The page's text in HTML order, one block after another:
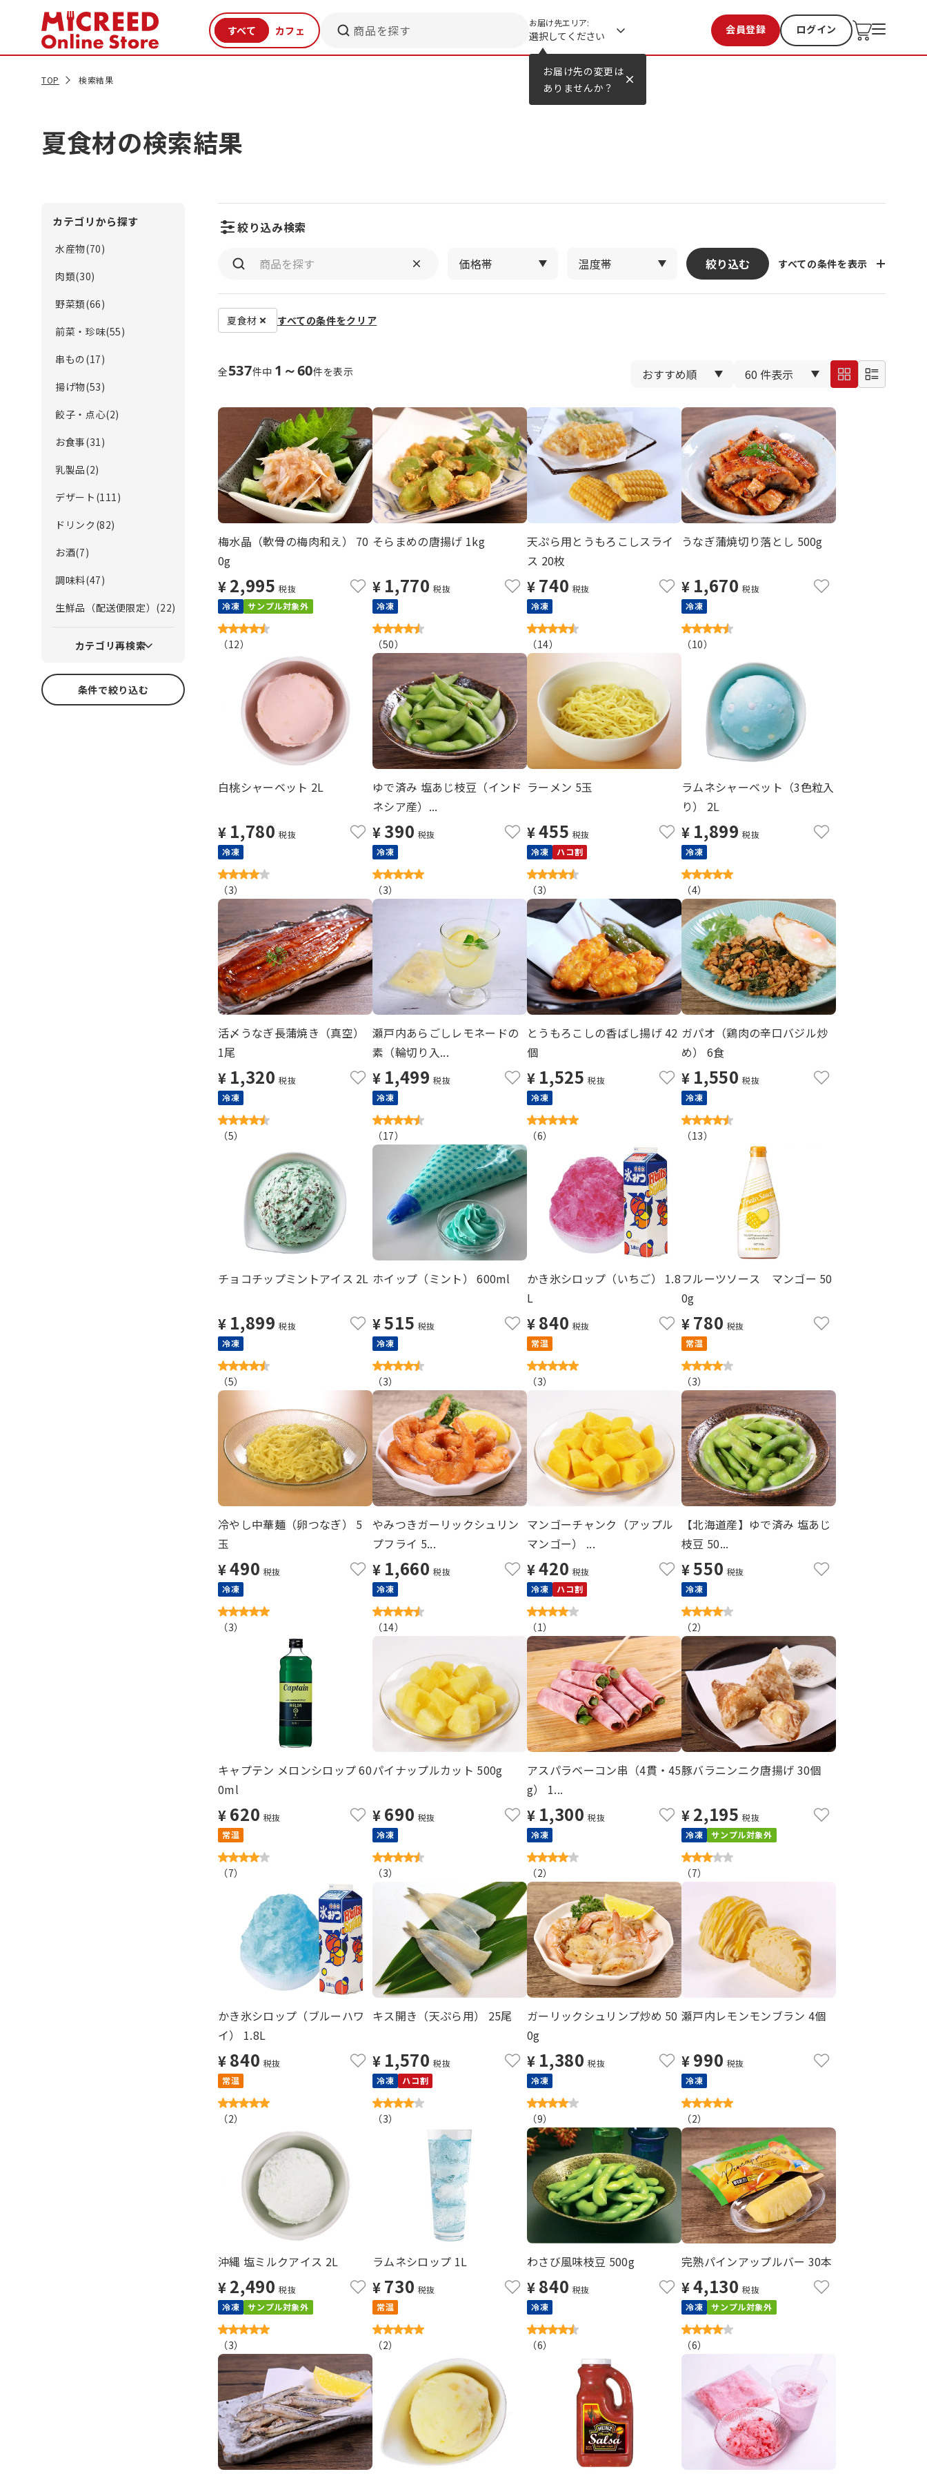
お届け先の変更は
ありませんか？
商品を探す お届け先エリア:
選択してください 会員登録 ログイン
お気に入り 過去購入
TOP 検索結果
夏食材の検索結果
絞り込み検索
価格帯 温度帯 絞り込む すべての条件を表示
夏食材 すべての条件をクリア
全537件中 1～60件を表示
梅水晶（軟骨の梅肉和え） 70
0g
¥ 2,995 税抜
冷凍
サンプル対象外
（12）
そらまめの唐揚げ 1kg
¥ 1,770 税抜
冷凍
（50）
天ぷら用とうもろこしスライ
ス 20枚
¥ 740 税抜
冷凍
（14）
うなぎ蒲焼切り落とし 500g
¥ 1,670 税抜
冷凍
（10）
白桃シャーベット 2L
¥ 1,780 税抜
冷凍
（3）
ゆで済み 塩あじ枝豆（インド
ネシア産）...
¥ 390 税抜
冷凍
（3）
ラーメン 5玉
¥455 税抜
冷凍
ハコ割
（3）
ラムネシャーベット（3色粒入
り） 2L
¥ 1,899 税抜
冷凍
（4）
活〆うなぎ長蒲焼き（真空）
1尾
¥ 1,320 税抜
冷凍
（5）
瀬戸内あらごしレモネードの
素（輪切り入...
¥ 1,499 税抜
冷凍
（17）
とうもろこしの香ばし揚げ 42
個
¥ 1,525 税抜
冷凍
（6）
ガパオ（鶏肉の辛口バジル炒
め） 6食
¥ 1,550 税抜
冷凍
（13）
チョコチップミントアイス 2L
¥ 1,899 税抜
冷凍
（5）
ホイップ（ミント） 600ml
¥515 税抜
冷凍
（3）
かき氷シロップ（いちご） 1.8
L
¥ 840 税抜
常温
（3）
フルーツソース マンゴー 50
0g
¥ 780 税抜
常温
（3）
冷やし中華麺（卵つなぎ） 5
玉
¥490 税抜
冷凍
（3）
やみつきガーリックシュリン
プフライ 5...
¥ 1,660 税抜
冷凍
（14）
マンゴーチャンク（アップル
マンゴー） ...
¥420 税抜
冷凍
ハコ割
（1）
【北海道産】ゆで済み 塩あじ
枝豆 50...
¥550 税抜
冷凍
（2）
キャプテン メロンシロップ 60
0ml
¥ 620 税抜
常温
（7）
パイナップルカット 500g
¥ 690 税抜
冷凍
（3）
アスパラベーコン串（4貫・45
g） 1...
¥ 1,300 税抜
冷凍
（2）
豚バラニンニク唐揚げ 30個
¥ 2,195 税抜
冷凍
サンプル対象外
（7）
かき氷シロップ（ブルーハワ
イ） 1.8L
¥ 840 税抜
常温
（2）
キス開き（天ぷら用） 25尾
¥ 1,570 税抜
冷凍
ハコ割
（3）
ガーリックシュリンプ炒め 50
0g
¥ 1,380 税抜
冷凍
（9）
瀬戸内レモンモンブラン 4個
¥ 990 税抜
冷凍
（2）
沖縄 塩ミルクアイス 2L
¥ 2,490 税抜
冷凍
サンプル対象外
（3）
ラムネシロップ 1L
¥ 730 税抜
常温
（2）
わさび風味枝豆 500g
¥ 840 税抜
冷凍
（6）
完熟パインアップルバー 30本
¥4,130 税抜
冷凍
サンプル対象外
（6）
カテゴリから探す
水産物(70)
肉類(30)
野菜類(66)
前菜・珍味(55)
串もの(17)
揚げ物(53)
餃子・点心(2)
お食事(31)
乳製品(2)
デザート(111)
ドリンク(82)
お酒(7)
調味料(47)
生鮮品（配送便限定）(22)
カテゴリ再検索
条件で絞り込む